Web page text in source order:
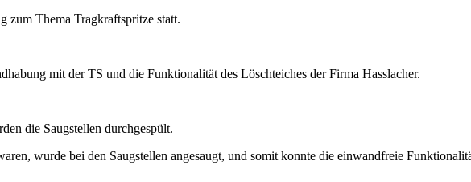
zum Thema Tragkraftspritze statt.
mit der TS und die Funktionalität des Löschteiches der Firma Hasslacher.
die Saugstellen durchgespült.
wurde bei den Saugstellen angesaugt, und somit konnte die einwandfreie